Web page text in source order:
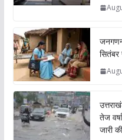
सितंबर
तेज
जारी